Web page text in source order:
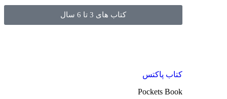
کتاب های 3 تا 6 سال
کتاب پاکتس
Pockets Book